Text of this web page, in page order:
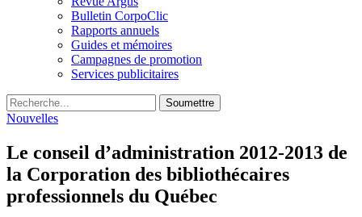
Bulletin CorpoClic
Rapports annuels
Guides et mémoires
Campagnes de promotion
Services publicitaires
Soumettre
Nouvelles
Le conseil d’administration 2012-2013 de
la Corporation des bibliothécaires
professionnels du Québec